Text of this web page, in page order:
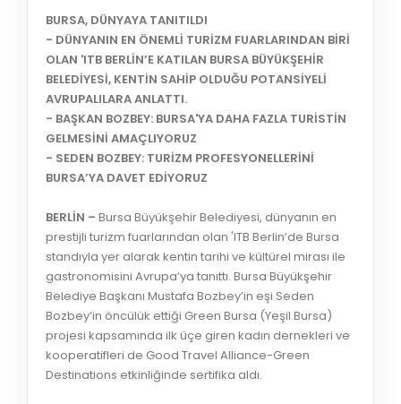
BURSA, DÜNYAYA TANITILDI
- DÜNYANIN EN ÖNEMLİ TURİZM FUARLARINDAN BİRİ
OLAN 'ITB BERLİN’E KATILAN BURSA BÜYÜKŞEHİR
BELEDİYESİ, KENTİN SAHİP OLDUĞU POTANSİYELİ
AVRUPALILARA ANLATTI.
- BAŞKAN BOZBEY: BURSA'YA DAHA FAZLA TURİSTİN
GELMESİNİ AMAÇLIYORUZ
- SEDEN BOZBEY: TURİZM PROFESYONELLERİNİ
BURSA’YA DAVET EDİYORUZ
BERLİN – Bursa Büyükşehir Belediyesi, dünyanın en
prestijli turizm fuarlarından olan 'ITB Berlin’de Bursa
standıyla yer alarak kentin tarihi ve kültürel mirası ile
gastronomisini Avrupa’ya tanıttı. Bursa Büyükşehir
Belediye Başkanı Mustafa Bozbey’in eşi Seden
Bozbey’in öncülük ettiği Green Bursa (Yeşil Bursa)
projesi kapsamında ilk üçe giren kadın dernekleri ve
kooperatifleri de Good Travel Alliance-Green
Destinations etkinliğinde sertifika aldı.